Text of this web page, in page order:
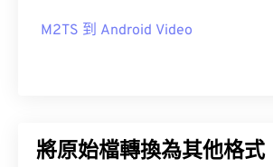
M2TS 到 Android Video
將原始檔轉換為其他格式